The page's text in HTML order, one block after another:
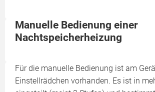
Manuelle Bedienung einer
Nachtspeicherheizung
Für die manuelle Bedienung ist am
Einstellrädchen vorhanden. Es ist in